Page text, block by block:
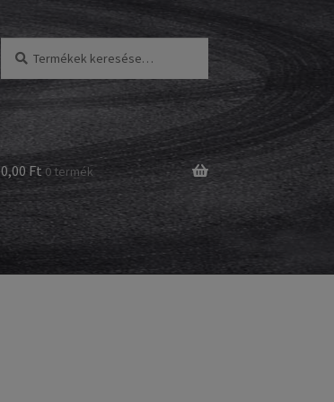
következőre:
0,00 Ft 0 termék